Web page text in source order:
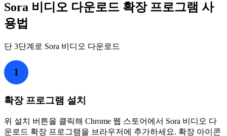
Sora 비디오 다운로드 확장 프로그램 사
용법
단 3단계로 Sora 비디오 다운로드
1
확장 프로그램 설치
위 설치 버튼을 클릭해 Chrome 웹 스토어에서 Sora 비디오 다
운로드 확장 프로그램을 브라우저에 추가하세요. 확장 아이콘